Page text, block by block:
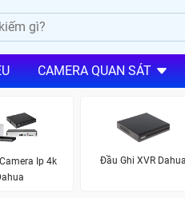
CAMERA QUAN SÁT
Ip 4k
Đầu Ghi XVR Dahua